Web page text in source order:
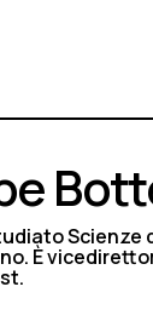
Scienze
È